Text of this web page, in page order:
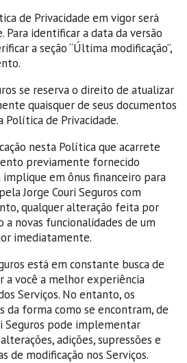
de Privacidade em vigor será
Para identificar a data da versão
a seção “Última modificação”,
se reserva o direito de atualizar
quaisquer de seus documentos
Política de Privacidade.
nesta Política que acarrete
previamente fornecido
implique em ônus financeiro para
Jorge Couri Seguros com
qualquer alteração feita por
a novas funcionalidades de um
imediatamente.
está em constante busca de
a você a melhor experiência
Serviços. No entanto, os
da forma como se encontram, de
Seguros pode implementar
adições, supressões e
de modificação nos Serviços.